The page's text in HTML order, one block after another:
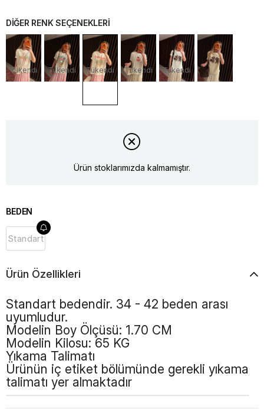
DİĞER RENK SEÇENEKLERİ
Tükendi Tükendi Tükendi Tükendi Tükendi
Ürün stoklarımızda kalmamıştır.
BEDEN
Standart
Ürün Özellikleri
Standart bedendir. 34 - 42 beden arası
uyumludur.
Modelin Boy Ölçüsü: 1.70 CM
Modelin Kilosu: 65 KG
Yıkama Talimatı
Ürünün iç etiket bölümünde gerekli yıkama
talimatı yer almaktadır